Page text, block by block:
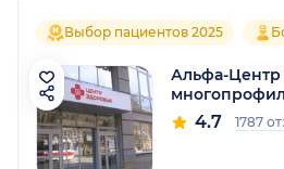
Выбор пациентов 2025
Альфа-Центр
4.7 1787